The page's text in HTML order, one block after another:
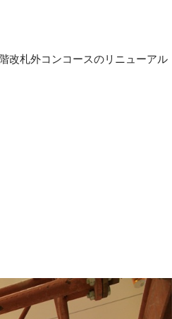
改札外コンコースのリニューアル